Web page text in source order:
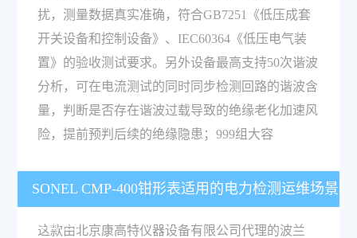
扰，测量数据真实准确，符合GB7251《低压成套
开关设备和控制设备》、IEC60364《低压电气装
置》的验收测试要求。另外设备最高支持50次谐波
分析，可在电流测试的同时同步检测回路的谐波含
量，判断是否存在谐波过载导致的绝缘老化加速风
险，提前预判后续的绝缘隐患；999组大容
SONEL CMP-400钳形表适用的电力检测运维场景
有哪些？
这款由北京康高特仪器设备有限公司代理的波兰